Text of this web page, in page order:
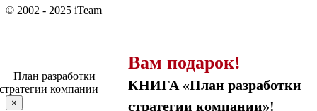
© 2002 - 2025 iTeam
Вам подарок!
КНИГА «План разработки
стратегии компании»!
×